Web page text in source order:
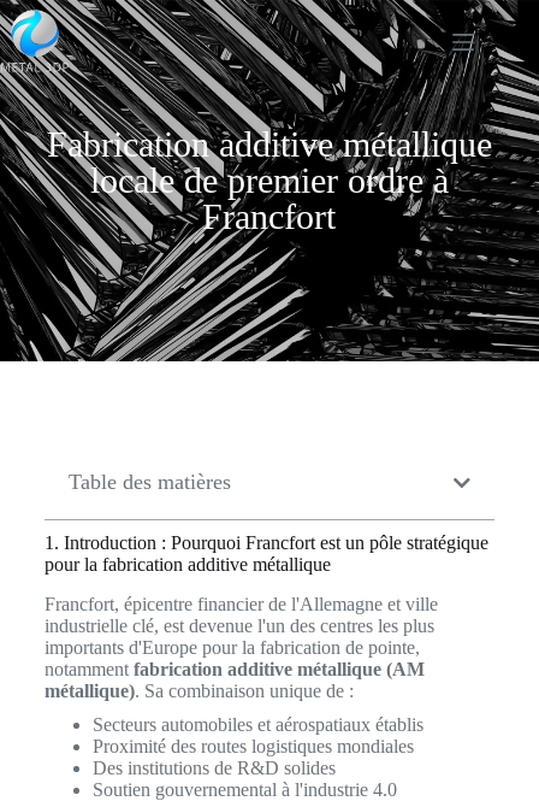
Fabrication additive métallique
locale de premier ordre à
Francfort
Table des matières
1. Introduction : Pourquoi Francfort est un pôle stratégique
pour la fabrication additive métallique
Francfort, épicentre financier de l'Allemagne et ville
industrielle clé, est devenue l'un des centres les plus
importants d'Europe pour la fabrication de pointe,
notamment fabrication additive métallique (AM
métallique). Sa combinaison unique de :
Secteurs automobiles et aérospatiaux établis
Proximité des routes logistiques mondiales
Des institutions de R&D solides
Soutien gouvernemental à l'industrie 4.0